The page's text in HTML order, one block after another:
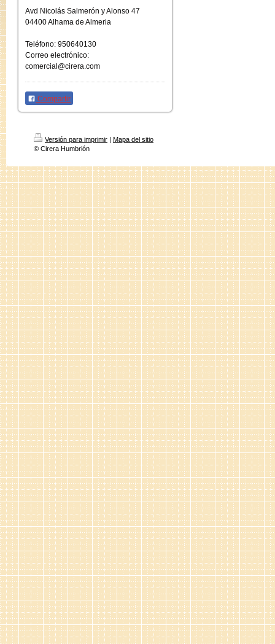
Avd Nicolás Salmerón y Alonso 47
04400 Alhama de Almeria
Teléfono: 950640130
Correo electrónico:
comercial@cirera.com
Compartir
Versión para imprimir | Mapa del sitio
© Cirera Humbrión